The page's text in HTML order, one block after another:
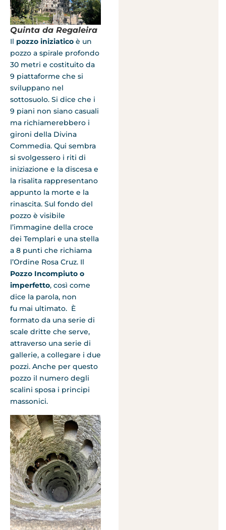
Quinta da Regaleira
Il pozzo iniziatico è un
pozzo a spirale profondo
30 metri e costituito da
9 piattaforme che si
sviluppano nel
sottosuolo. Si dice che i
9 piani non siano casuali
ma richiamerebbero i
gironi della Divina
Commedia. Qui sembra
si svolgessero i riti di
iniziazione e la discesa e
la risalita rappresentano
appunto la morte e la
rinascita. Sul fondo del
pozzo è visibile
l’immagine della croce
dei Templari e una stella
a 8 punti che richiama
l’Ordine Rosa Cruz. Il
Pozzo Incompiuto o
imperfetto, così come
dice la parola, non
fu mai ultimato. È
formato da una serie di
scale dritte che serve,
attraverso una serie di
gallerie, a collegare i due
pozzi. Anche per questo
pozzo il numero degli
scalini sposa i principi
massonici.